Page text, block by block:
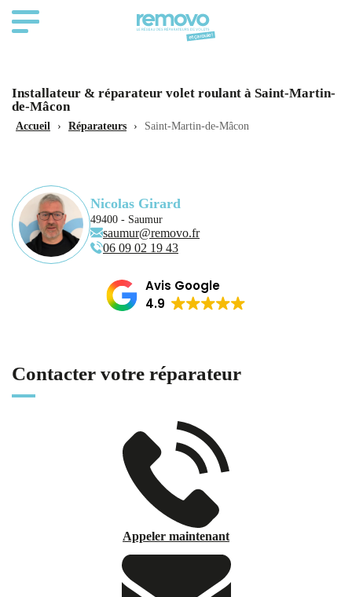
Installateur & réparateur volet roulant à Saint-Martin-
de-Mâcon
Accueil › Réparateurs › Saint-Martin-de-Mâcon
Nicolas Girard
49400 - Saumur
saumur@removo.fr
06 09 02 19 43
Avis Google
4.9
Contacter votre réparateur
Appeler maintenant